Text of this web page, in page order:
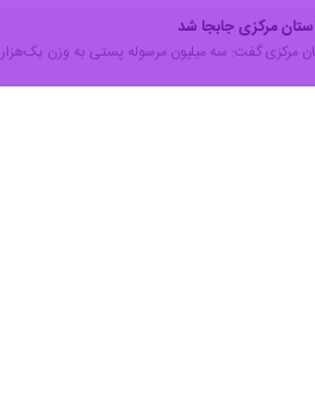
مرکزی جابجا شد
گفت: سه میلیون مرسوله پستی به وزن یک‌هزار ۲۰۰ تن از ابتدای…